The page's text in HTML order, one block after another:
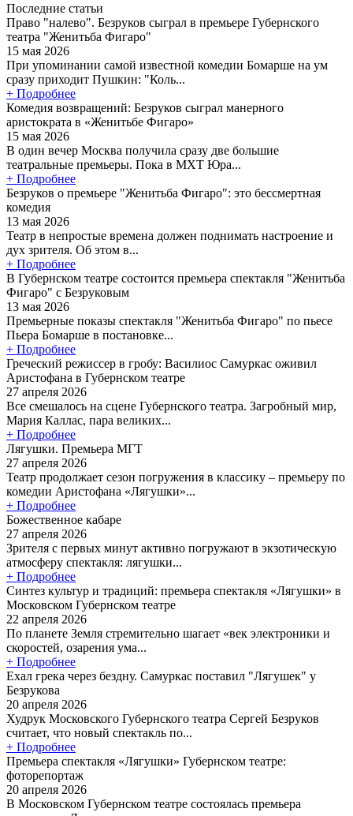
Последние статьи
Право "налево". Безруков сыграл в премьере Губернского
театра "Женитьба Фигаро"
15 мая 2026
При упоминании самой известной комедии Бомарше на ум
сразу приходит Пушкин: "Коль...
+ Подробнее
Комедия возвращений: Безруков сыграл манерного
аристократа в «Женитьбе Фигаро»
15 мая 2026
В один вечер Москва получила сразу две большие
театральные премьеры. Пока в МХТ Юра...
+ Подробнее
Безруков о премьере "Женитьба Фигаро": это бессмертная
комедия
13 мая 2026
Театр в непростые времена должен поднимать настроение и
дух зрителя. Об этом в...
+ Подробнее
В Губернском театре состоится премьера спектакля "Женитьба
Фигаро" с Безруковым
13 мая 2026
Премьерные показы спектакля "Женитьба Фигаро" по пьесе
Пьера Бомарше в постановке...
+ Подробнее
Греческий режиссер в гробу: Василиос Самуркас оживил
Аристофана в Губернском театре
27 апреля 2026
Все смешалось на сцене Губернского театра. Загробный мир,
Мария Каллас, пара великих...
+ Подробнее
Лягушки. Премьера МГТ
27 апреля 2026
Театр продолжает сезон погружения в классику – премьеру по
комедии Аристофана «Лягушки»...
+ Подробнее
Божественное кабаре
27 апреля 2026
Зрителя с первых минут активно погружают в экзотическую
атмосферу спектакля: лягушки...
+ Подробнее
Синтез культур и традиций: премьера спектакля «Лягушки» в
Московском Губернском театре
22 апреля 2026
По планете Земля стремительно шагает «век электроники и
скоростей, озарения ума...
+ Подробнее
Ехал грека через бездну. Самуркас поставил "Лягушек" у
Безрукова
20 апреля 2026
Худрук Московского Губернского театра Сергей Безруков
считает, что новый спектакль по...
+ Подробнее
Премьера спектакля «Лягушки» Губернском театре:
фоторепортаж
20 апреля 2026
В Московском Губернском театре состоялась премьера